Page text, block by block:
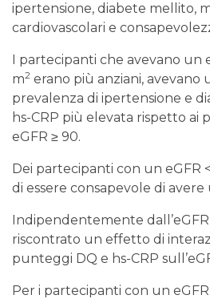
ipertensione, diabete mellito,
cardiovascolari e
I partecipanti che avevano un
m2 erano più anziani, avevano
prevalenza di ipertensione e
hs-CRP più elevata rispetto ai
eGFR ≥ 90.
Dei partecipanti con un eGFR
di essere consapevole di
Indipendentemente dall’eGFR
riscontrato un effetto di
punteggi DQ e hs-CRP
Per i partecipanti con un